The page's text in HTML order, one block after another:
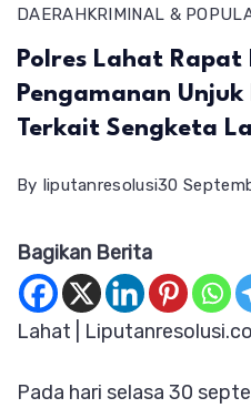
DAERAHKRIMINAL &
Polres Lahat Rapat
Pengamanan Unjuk
Terkait Sengketa
By liputanresolusi30
Bagikan Berita
Lahat |
Pada hari selasa 30